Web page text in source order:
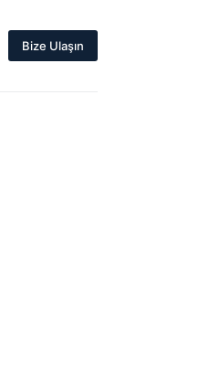
Bize Ulaşın